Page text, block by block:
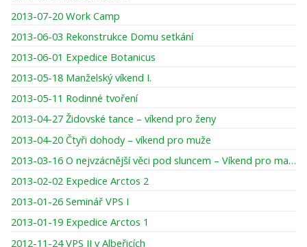
2013-07-20 Work Camp
2013-06-03 Rekonstrukce Domu setkání
2013-06-01 Expedice Botanicus
2013-05-18 Manželský víkend I.
2013-05-11 Rodinné tvoření
2013-04-27 Židovské tance – víkend pro ženy
2013-04-20 Čtyři dohody – víkend pro muže
2013-03-16 O nejvzácnější věci pod sluncem – Víkend pro maminky a dcery
2013-02-02 Expedice Arctos 2
2013-01-26 Seminář VPS I
2013-01-19 Expedice Arctos 1
2012-11-24 VPS II v Albeřicích